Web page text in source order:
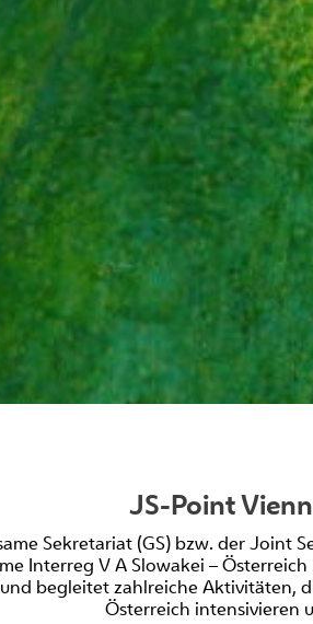
JS-Point
Sekretariat (GS) bzw. der Joint
Interreg V A Slowakei –
begleitet zahlreiche Aktivitäten,
Österreich intensivieren